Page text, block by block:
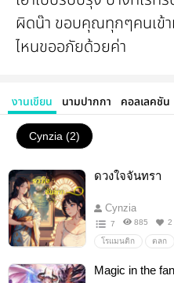
ผิดน๊า ขอบคุณทุกๆคนเข้
ไหนขออภัยด้วยค่า
งานเขียน นามปากกา คอลเลคชัน
Cynzia (2)
ดวงใจจันทรา
Cynzia
7 885 2
โรแมนติก ตลก
ย้อนยุคไทย
Magic in the